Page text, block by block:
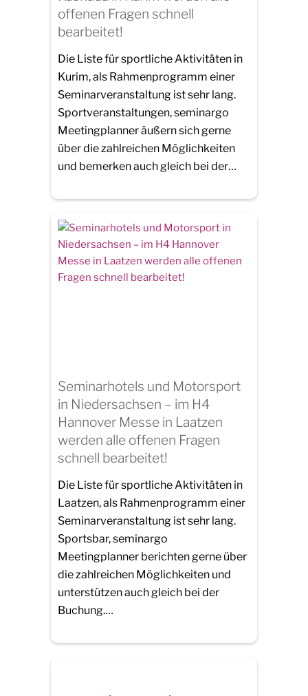
offenen Fragen schnell
bearbeitet!
Die Liste für sportliche Aktivitäten in
Kurim, als Rahmenprogramm einer
Seminarveranstaltung ist sehr lang.
Sportveranstaltungen, seminargo
Meetingplanner äußern sich gerne
über die zahlreichen Möglichkeiten
und bemerken auch gleich bei der…
Seminarhotels und Motorsport
in Niedersachsen – im H4
Hannover Messe in Laatzen
werden alle offenen Fragen
schnell bearbeitet!
Die Liste für sportliche Aktivitäten in
Laatzen, als Rahmenprogramm einer
Seminarveranstaltung ist sehr lang.
Sportsbar, seminargo
Meetingplanner berichten gerne über
die zahlreichen Möglichkeiten und
unterstützen auch gleich bei der
Buchung.…